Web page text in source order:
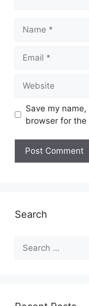
Save my
browser for the
Search
Search
for: